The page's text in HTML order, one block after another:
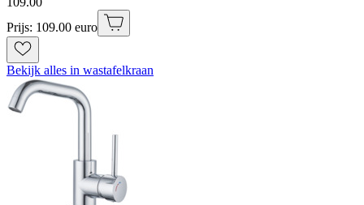
Prijs: 109.00 euro
Bekijk alles in wastafelkraan